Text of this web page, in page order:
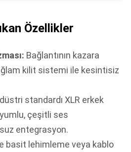
Özellikler
Bağlantının kazara
kilit sistemi ile kesintisiz
standardı XLR erkek
çeşitli ses
entegrasyon.
basit lehimleme veya kablo